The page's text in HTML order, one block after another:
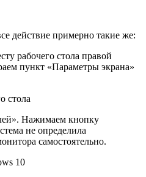
действие примерно такие же:
рабочего стола правой
пункт «Параметры экрана»
Нажимаем кнопку
не определила
самостоятельно.